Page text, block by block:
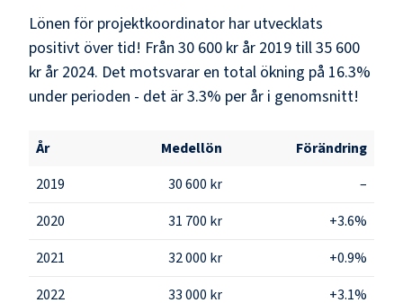
Lönen för projektkoordinator har utvecklats
positivt över tid! Från 30 600 kr år 2019 till 35 600
kr år 2024. Det motsvarar en total ökning på 16.3%
under perioden - det är 3.3% per år i genomsnitt!
År Medellön
Förändring
2019
30 600 kr
–
2020
31 700 kr
+3.6%
2021
32 000 kr
+0.9%
2022
33 000 kr
+3.1%